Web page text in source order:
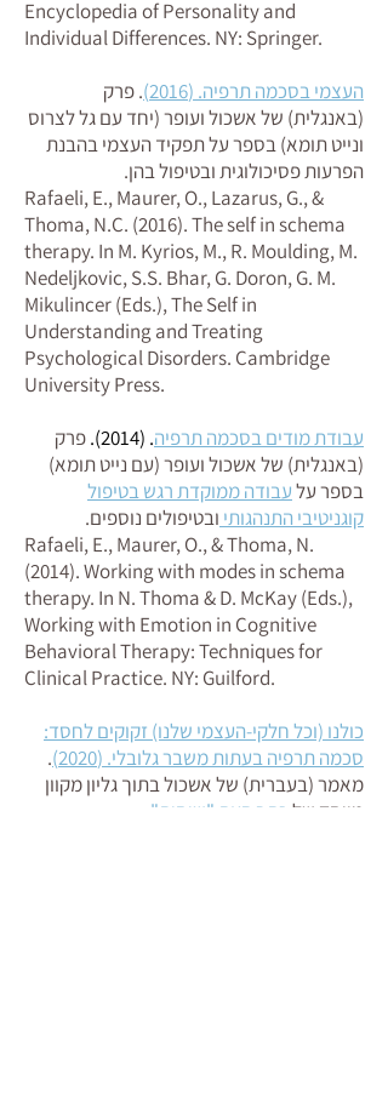
Encyclopedia of Personality and
Individual Differences. NY: Springer.
העצמי בסכמה תרפיה. (2016)
​. פרק
(באנגלית) של אשכול ועופר (יחד עם גל לצרוס
ונייט תומא) בספר על תפקיד העצמי בהבנת
הפרעות פסיכולוגית ובטיפול בהן.
Rafaeli, E., Maurer, O., Lazarus, G., &
Thoma, N.C. (2016). The self in schema
therapy. In M. Kyrios, M., R. Moulding, M.
Nedeljkovic, S.S. Bhar, G. Doron, G. M.
Mikulincer (Eds.), The Self in
Understanding and Treating
Psychological Disorders. Cambridge
University Press.
עבודת מודים בסכמה תרפיה. (2014)​.
פרק
(באנגלית) של אשכול ועופר (עם נייט תומא)
בספר עלעבודה ממוקדת רגש בטיפול
קוגניטיבי התנהגותי ובטיפולים נוספים.
Rafaeli, E., Maurer, O., & Thoma, N.
(2014). Working with modes in schema
therapy. In N. Thoma & D. McKay (Eds.),
Working with Emotion in Cognitive
Behavioral Therapy: Techniques for
Clinical Practice. NY: Guilford.
כולנו (וכל חלקי-העצמי שלנו) זקוקים לחסד:
סכמה תרפיה בעתות משבר גלובלי. (2020)
.
מאמר (בעברית) של אשכול בתוך גליון מקוון
מיוחד של כתב העת "שיחות"